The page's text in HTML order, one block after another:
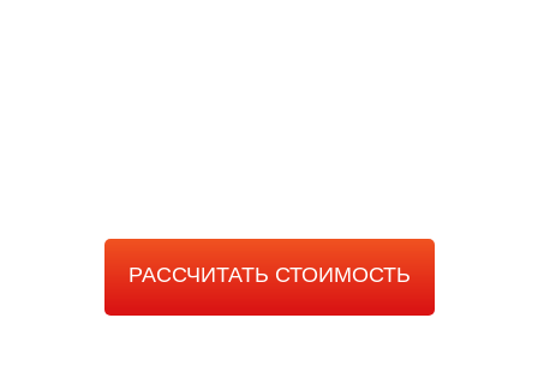
РАССЧИТАТЬ СТОИМОСТЬ